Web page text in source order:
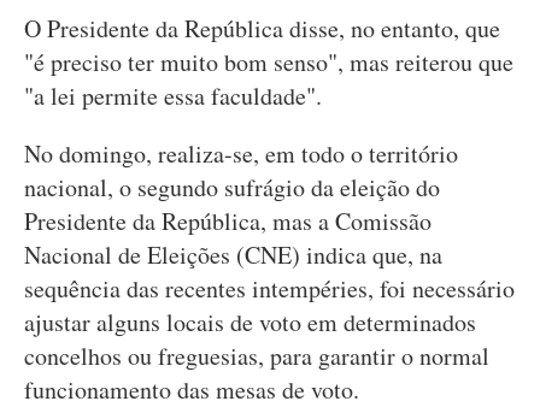
O Presidente da República disse, no entanto, que
"é preciso ter muito bom senso", mas reiterou que
"a lei permite essa faculdade".
No domingo, realiza-se, em todo o território
nacional, o segundo sufrágio da eleição do
Presidente da República, mas a Comissão
Nacional de Eleições (CNE) indica que, na
sequência das recentes intempéries, foi necessário
ajustar alguns locais de voto em determinados
concelhos ou freguesias, para garantir o normal
funcionamento das mesas de voto.